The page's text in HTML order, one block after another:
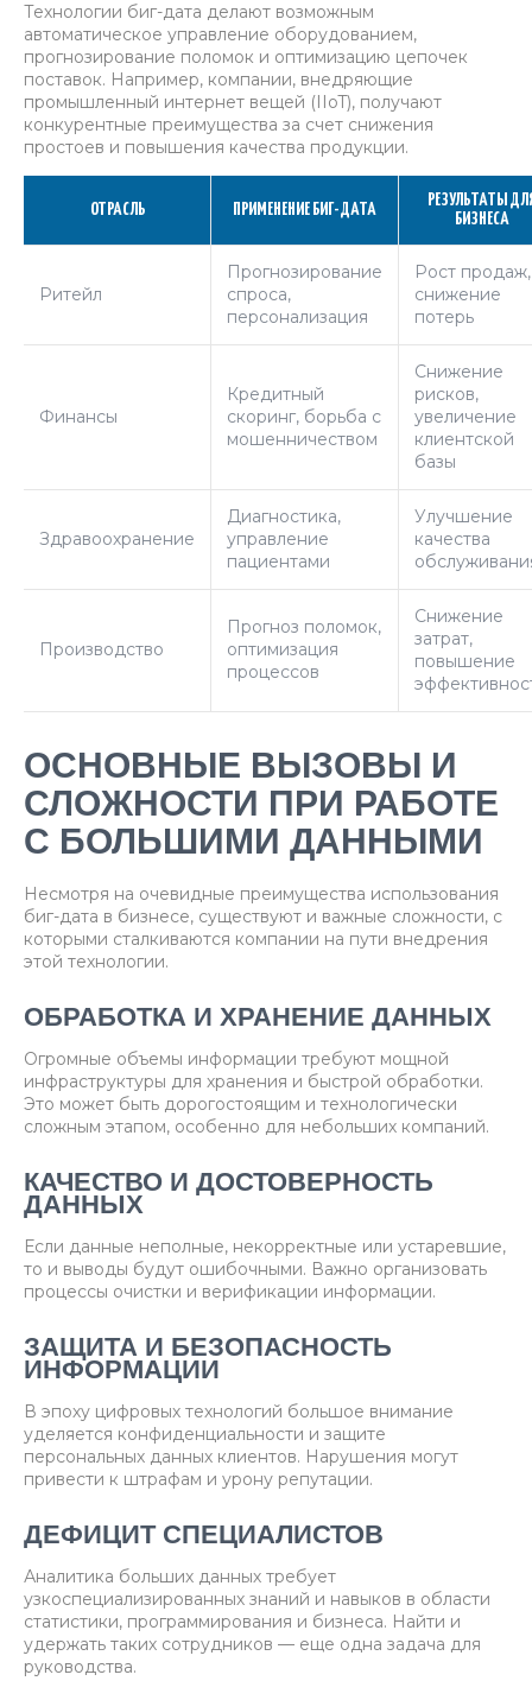
Технологии биг-дата делают возможным
автоматическое управление оборудованием,
прогнозирование поломок и оптимизацию цепочек
поставок. Например, компании, внедряющие
промышленный интернет вещей (IIoT), получают
конкурентные преимущества за счет снижения
простоев и повышения качества продукции.
ОТРАСЛЬ ПРИМЕНЕНИЕ БИГ-ДАТА
РЕЗУЛЬТАТЫ
БИЗНЕСА
Ритейл
Прогнозирование
спроса,
персонализация
Рост продаж,
снижение
потерь
Финансы
Кредитный
скоринг, борьба с
мошенничеством
Снижение
рисков,
увеличение
клиентской
базы
Здравоохранение
Диагностика,
управление
пациентами
Улучшение
качества
Производство
Прогноз поломок,
оптимизация
процессов
Снижение
затрат,
повышение
ОСНОВНЫЕ ВЫЗОВЫ И
СЛОЖНОСТИ ПРИ РАБОТЕ
С БОЛЬШИМИ ДАННЫМИ
Несмотря на очевидные преимущества использования
биг-дата в бизнесе, существуют и важные сложности, с
которыми сталкиваются компании на пути внедрения
этой технологии.
ОБРАБОТКА И ХРАНЕНИЕ ДАННЫХ
Огромные объемы информации требуют мощной
инфраструктуры для хранения и быстрой обработки.
Это может быть дорогостоящим и технологически
сложным этапом, особенно для небольших компаний.
КАЧЕСТВО И ДОСТОВЕРНОСТЬ
ДАННЫХ
Если данные неполные, некорректные или устаревшие,
то и выводы будут ошибочными. Важно организовать
процессы очистки и верификации информации.
ЗАЩИТА И БЕЗОПАСНОСТЬ
ИНФОРМАЦИИ
В эпоху цифровых технологий большое внимание
уделяется конфиденциальности и защите
персональных данных клиентов. Нарушения могут
привести к штрафам и урону репутации.
ДЕФИЦИТ СПЕЦИАЛИСТОВ
Аналитика больших данных требует
узкоспециализированных знаний и навыков в области
статистики, программирования и бизнеса. Найти и
удержать таких сотрудников — еще одна задача для
руководства.